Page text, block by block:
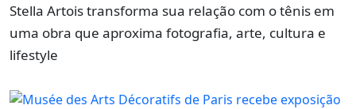
Stella Artois transforma sua relação com o tênis em
uma obra que aproxima fotografia, arte, cultura e
lifestyle